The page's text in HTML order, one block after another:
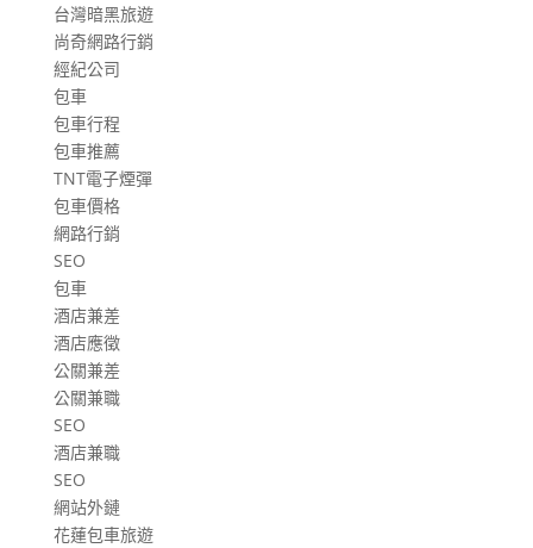
台灣暗黑旅遊
尚奇網路行銷
經紀公司
包車
包車行程
包車推薦
TNT電子煙彈
包車價格
網路行銷
SEO
包車
酒店兼差
酒店應徵
公關兼差
公關兼職
SEO
酒店兼職
SEO
網站外鏈
花蓮包車旅遊